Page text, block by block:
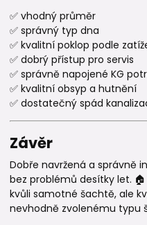
✅ vhodný průměr
✅ správný typ dna
✅ kvalitní poklop podle
✅ dobrý přístup pro servis
✅ správně napojené KG
✅ kvalitní obsyp a hutnění
✅ dostatečný spád
Závěr
Dobře navržená a správně
bez problémů desítky let.
kvůli samotné šachtě, ale
nevhodně zvolenému typu